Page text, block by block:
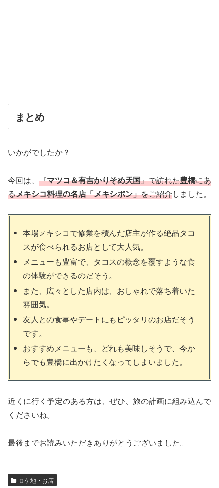
まとめ
いかがでしたか？
今回は、 『マツコ＆有吉かりそめ天国』で訪れた豊橋にあ
るメキシコ料理の名店「メキシポン」をご紹介しました。
本場メキシコで修業を積んだ店主が作る絶品タコ
スが食べられるお店として大人気。
メニューも豊富で、タコスの概念を覆すような食
の体験ができるのだそう。
また、広々とした店内は、おしゃれで落ち着いた
雰囲気。
友人との食事やデートにもピッタリのお店だそう
です。
おすすめメニューも、どれも美味しそうで、今か
らでも豊橋に出かけたくなってしまいました。
近くに行く予定のある方は、ぜひ、旅の計画に組み込んで
くださいね。
最後までお読みいただきありがとうございました。
ロケ地・お店